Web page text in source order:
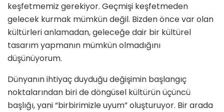
keşfetmemiz gerekiyor. Geçmişi keşfetmeden
gelecek kurmak mümkün değil. Bizden önce var olan
kültürleri anlamadan, geleceğe dair bir kültürel
tasarım yapmanın mümkün olmadığını
düşünüyorum.
Dünyanın ihtiyaç duyduğu değişimin başlangıç
noktalarından biri de döngüsel kültürün üçüncü
başlığı, yani “birbirimizle uyum” oluşturuyor. Bir arada